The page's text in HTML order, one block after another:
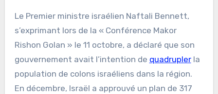
Le Premier ministre israélien Naftali Bennett,
s’exprimant lors de la « Conférence Makor
Rishon Golan » le 11 octobre, a déclaré que son
gouvernement avait l’intention de quadruplerla
population de colons israéliens dans la région.
En décembre, Israël a approuvé un plan de 317